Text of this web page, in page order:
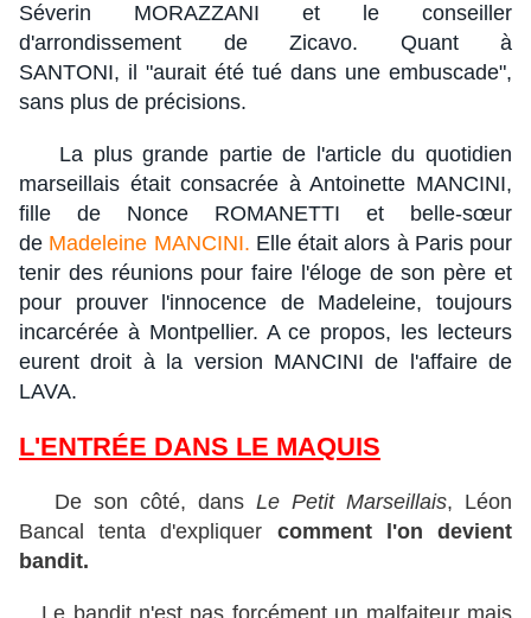
Séverin MORAZZANI et le conseiller
d'arrondissement de Zicavo. Quant à
SANTONI, il "aurait été tué dans une embuscade",
sans plus de précisions.
La plus grande partie de l'article du quotidien
marseillais était consacrée à Antoinette MANCINI,
fille de Nonce ROMANETTI et belle-sœur
de Madeleine MANCINI. Elle était alors à Paris pour
tenir des réunions pour faire l'éloge de son père et
pour prouver l'innocence de Madeleine, toujours
incarcérée à Montpellier. A ce propos, les lecteurs
eurent droit à la version MANCINI de l'affaire de
LAVA.
L'ENTRÉE DANS LE MAQUIS
De son côté, dans Le Petit Marseillais, Léon
Bancal tenta d'expliquer comment l'on devient
bandit.